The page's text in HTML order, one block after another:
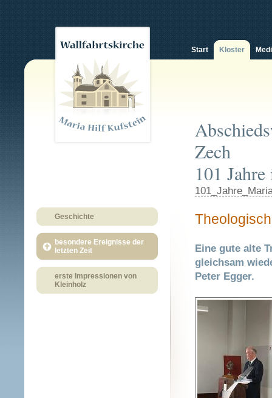
Start Kloster
Geschichte
besondere Ereignisse der
letzten Zeit
erste Impressionen von
Kleinholz
Zech
101
Eine gute alte
gleichsam
Peter Egger.